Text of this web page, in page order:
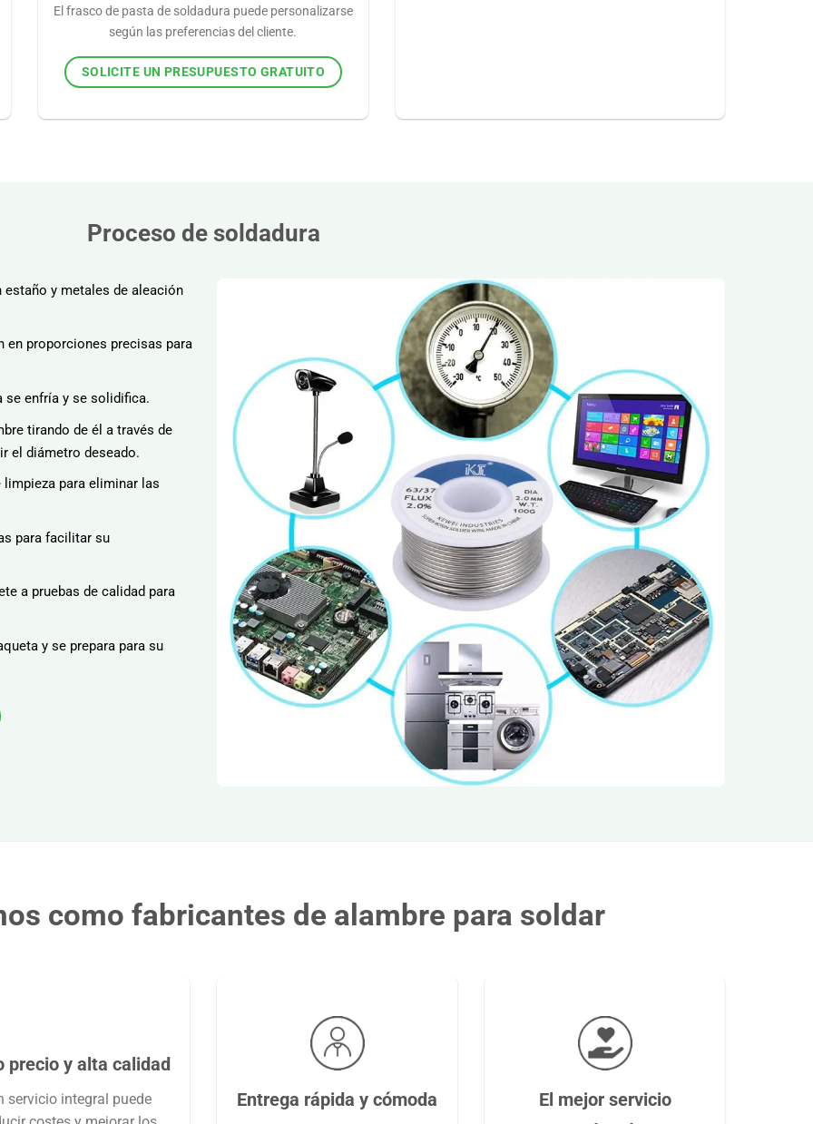
El frasco de pasta de soldadura puede personalizarse
según las preferencias del cliente.
SOLICITE UN PRESUPUESTO GRATUITO
Proceso de soldadura
estaño y metales de aleación
en proporciones precisas para
se enfría y se solidifica.
tirando de él a través de
el diámetro deseado.
para eliminar las
para facilitar su
a pruebas de calidad para
y se prepara para su
como fabricantes de alambre para soldar
precio y alta calidad
servicio integral puede
Entrega rápida y cómoda
El mejor servicio